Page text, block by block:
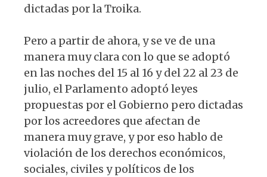
dictadas por la Troika.
Pero a partir de ahora, y se ve de una
manera muy clara con lo que se adoptó
en las noches del 15 al 16 y del 22 al 23 de
julio, el Parlamento adoptó leyes
propuestas por el Gobierno pero dictadas
por los acreedores que afectan de
manera muy grave, y por eso hablo de
violación de los derechos económicos,
sociales, civiles y políticos de los